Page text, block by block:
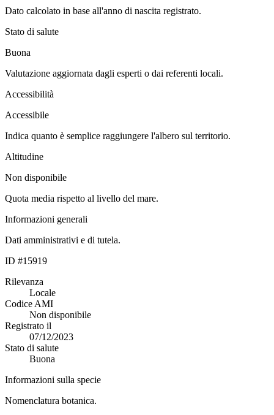
Dato calcolato in base all'anno di nascita registrato.
Stato di salute
Buona
Valutazione aggiornata dagli esperti o dai referenti locali.
Accessibilità
Accessibile
Indica quanto è semplice raggiungere l'albero sul territorio.
Altitudine
Non disponibile
Quota media rispetto al livello del mare.
Informazioni generali
Dati amministrativi e di tutela.
ID #15919
Rilevanza
Locale
Codice AMI
Non disponibile
Registrato il
07/12/2023
Stato di salute
Buona
Informazioni sulla specie
Nomenclatura botanica.